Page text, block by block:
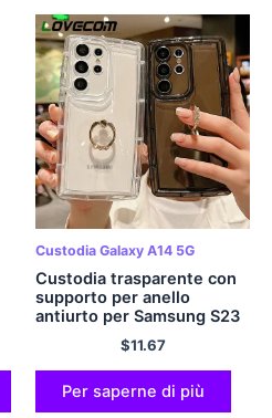
Custodia Galaxy A14 5G
Custodia trasparente con
supporto per anello
antiurto per Samsung S23
Ultra S22 S21 Plus A23
A13 A14 A34 A54 A32
A52 A51 A71 A72 Cover
posteriore morbida
$11.67
Per saperne di più